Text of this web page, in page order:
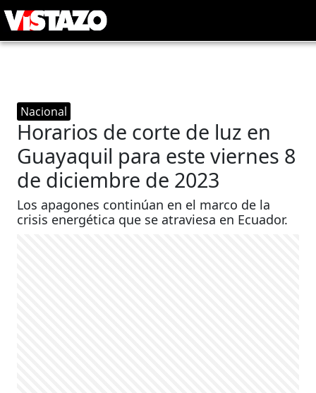
Nacional
Horarios de corte de luz en
Guayaquil para este viernes 8
de diciembre de 2023
Los apagones continúan en el marco de la
crisis energética que se atraviesa en Ecuador.